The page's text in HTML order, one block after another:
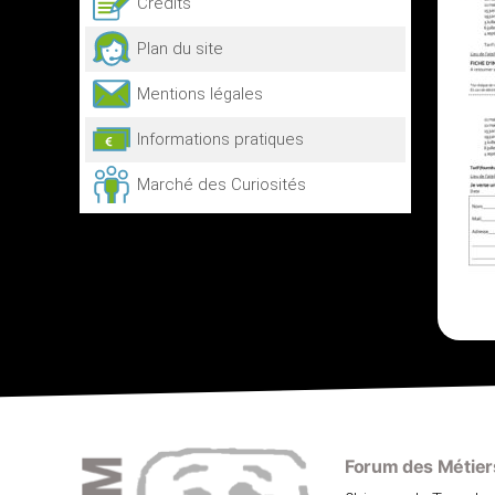
Plan du site
Mentions légales
Informations pratiques
Marché des Curiosités
Forum des